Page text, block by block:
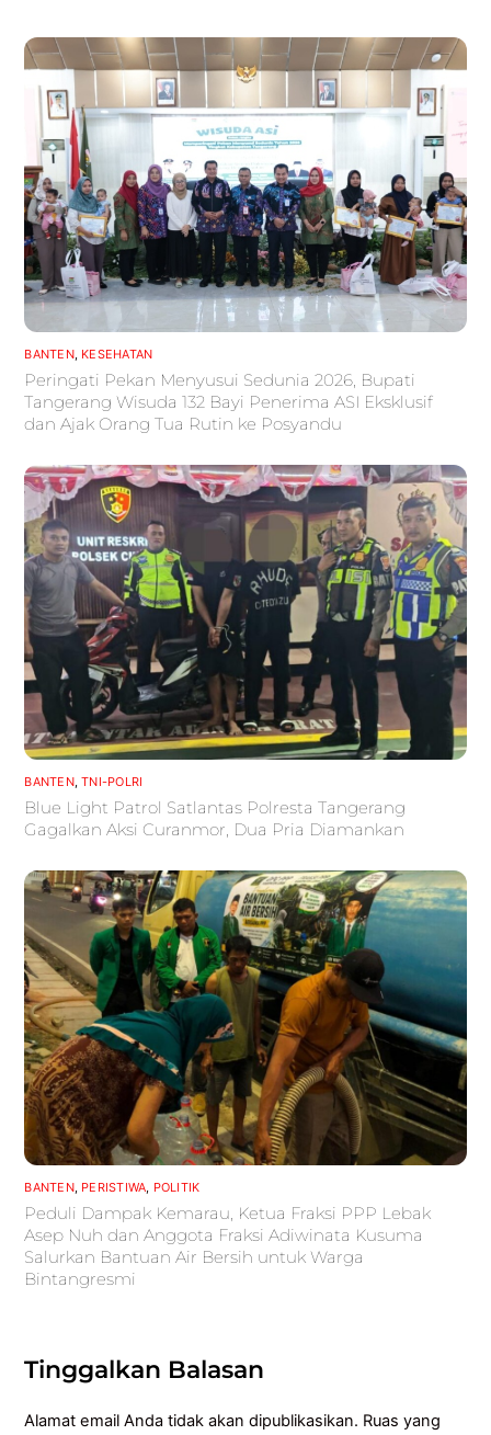
BANTEN, KESEHATAN
Peringati Pekan Menyusui Sedunia 2026, Bupati
Tangerang Wisuda 132 Bayi Penerima ASI Eksklusif
dan Ajak Orang Tua Rutin ke Posyandu
BANTEN,TNI-POLRI
Blue Light Patrol Satlantas Polresta Tangerang
Gagalkan Aksi Curanmor, Dua Pria Diamankan
BANTEN, PERISTIWA POLITIK
Peduli Dampak Kemarau, Ketua Fraksi PPP Lebak
Asep Nuh dan Anggota Fraksi Adiwinata Kusuma
Salurkan Bantuan Air Bersih untuk Warga
Bintangresmi
Tinggalkan Balasan
Alamat email Anda tidak akan dipublikasikan. Ruas yang